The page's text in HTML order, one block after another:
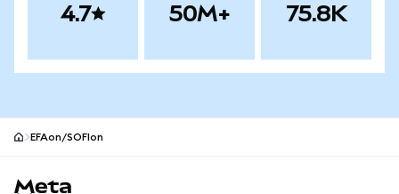
4.7 50M+ 75.8K
EFAon/SOFIon